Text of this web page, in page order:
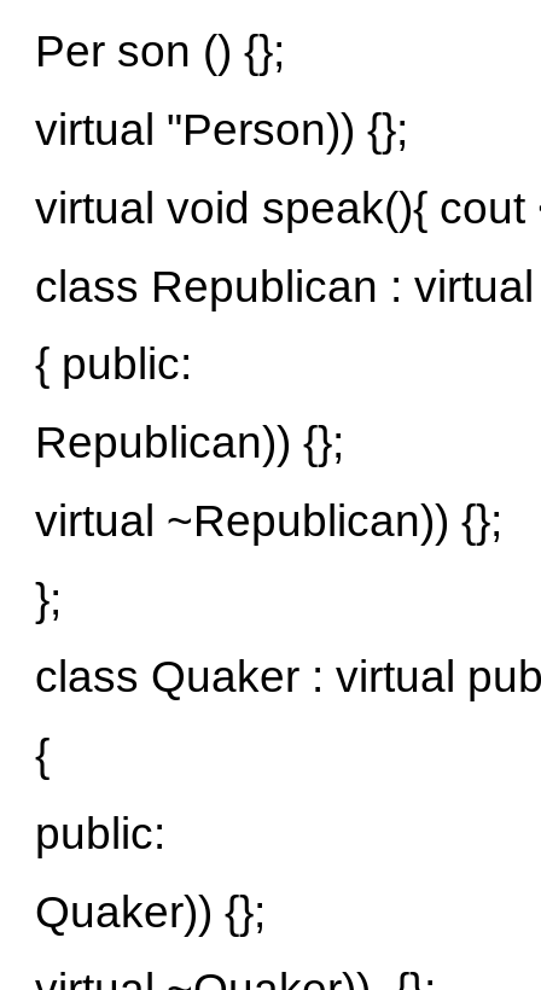
Per son () {};
virtual "Person)) {};
virtual void speak(){
class Republican :
{ public:
Republican)) {};
virtual ~Republican)) {};
};
class Quaker : virtual
{
public:
Quaker)) {};